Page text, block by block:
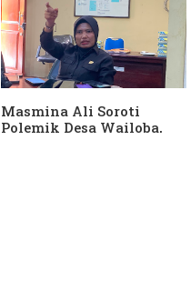
Sula
Masmina Ali Soroti
Polemik Desa Wailoba,